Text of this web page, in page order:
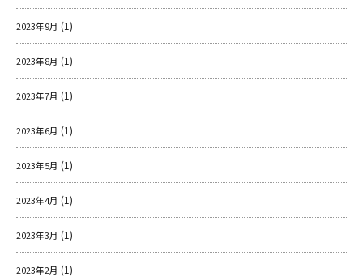
2023年9月 (1)
2023年8月 (1)
2023年7月 (1)
2023年6月 (1)
2023年5月 (1)
2023年4月 (1)
2023年3月 (1)
2023年2月 (1)